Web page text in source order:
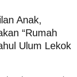
Anak,
“Rumah
Ulum Lekok